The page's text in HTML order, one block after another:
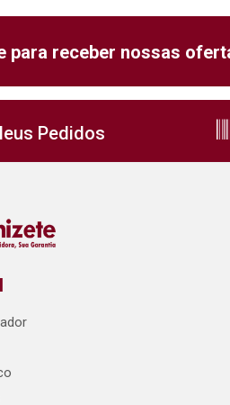
para receber nossas
Pedidos